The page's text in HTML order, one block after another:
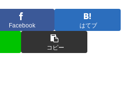
Facebook はてブ
コピー